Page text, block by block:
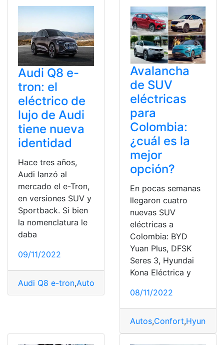
Audi Q8 e-
tron: el
eléctrico de
lujo de Audi
tiene nueva
identidad
Hace tres años,
Audi lanzó al
mercado el e-Tron,
en versiones SUV y
Sportback. Si bien
la nomenclatura le
daba
09/11/2022
Audi Q8 e-tron,Auto
Avalancha
de SUV
eléctricas
para
Colombia:
¿cuál es la
mejor
opción?
En pocas semanas
llegaron cuatro
nuevas SUV
eléctricas a
Colombia: BYD
Yuan Plus, DFSK
Seres 3, Hyundai
Kona Eléctrica y
08/11/2022
Autos,Confort,Hyundai